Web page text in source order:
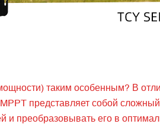
таким особенным? В
представляет собой
преобразовывать его в